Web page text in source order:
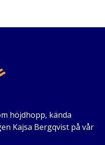
höjdhopp, kända
Kajsa Bergqvist på vår